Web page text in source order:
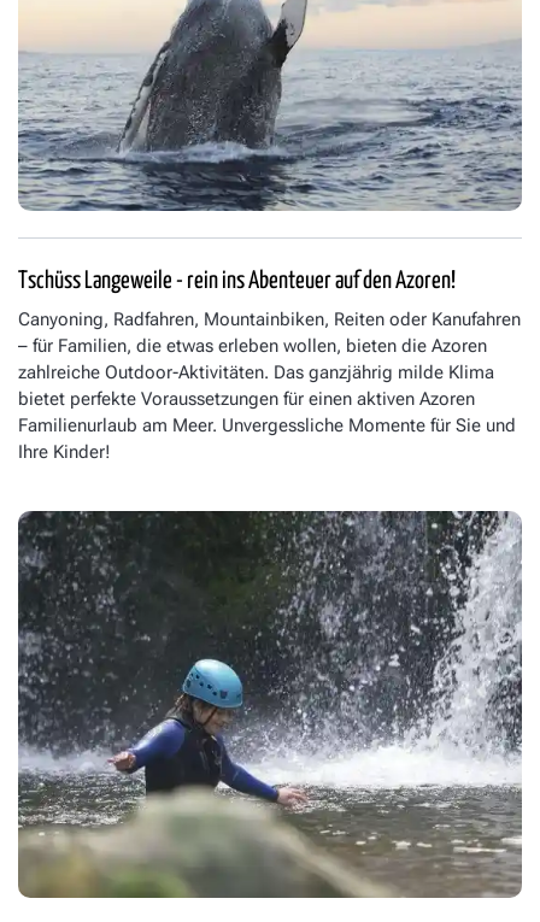
Tschüss Langeweile - rein ins Abenteuer auf den Azoren!
Canyoning, Radfahren, Mountainbiken, Reiten oder Kanufahren
– für Familien, die etwas erleben wollen, bieten die Azoren
zahlreiche Outdoor-Aktivitäten. Das ganzjährig milde Klima
bietet perfekte Voraussetzungen für einen aktiven Azoren
Familienurlaub am Meer. Unvergessliche Momente für Sie und
Ihre Kinder!